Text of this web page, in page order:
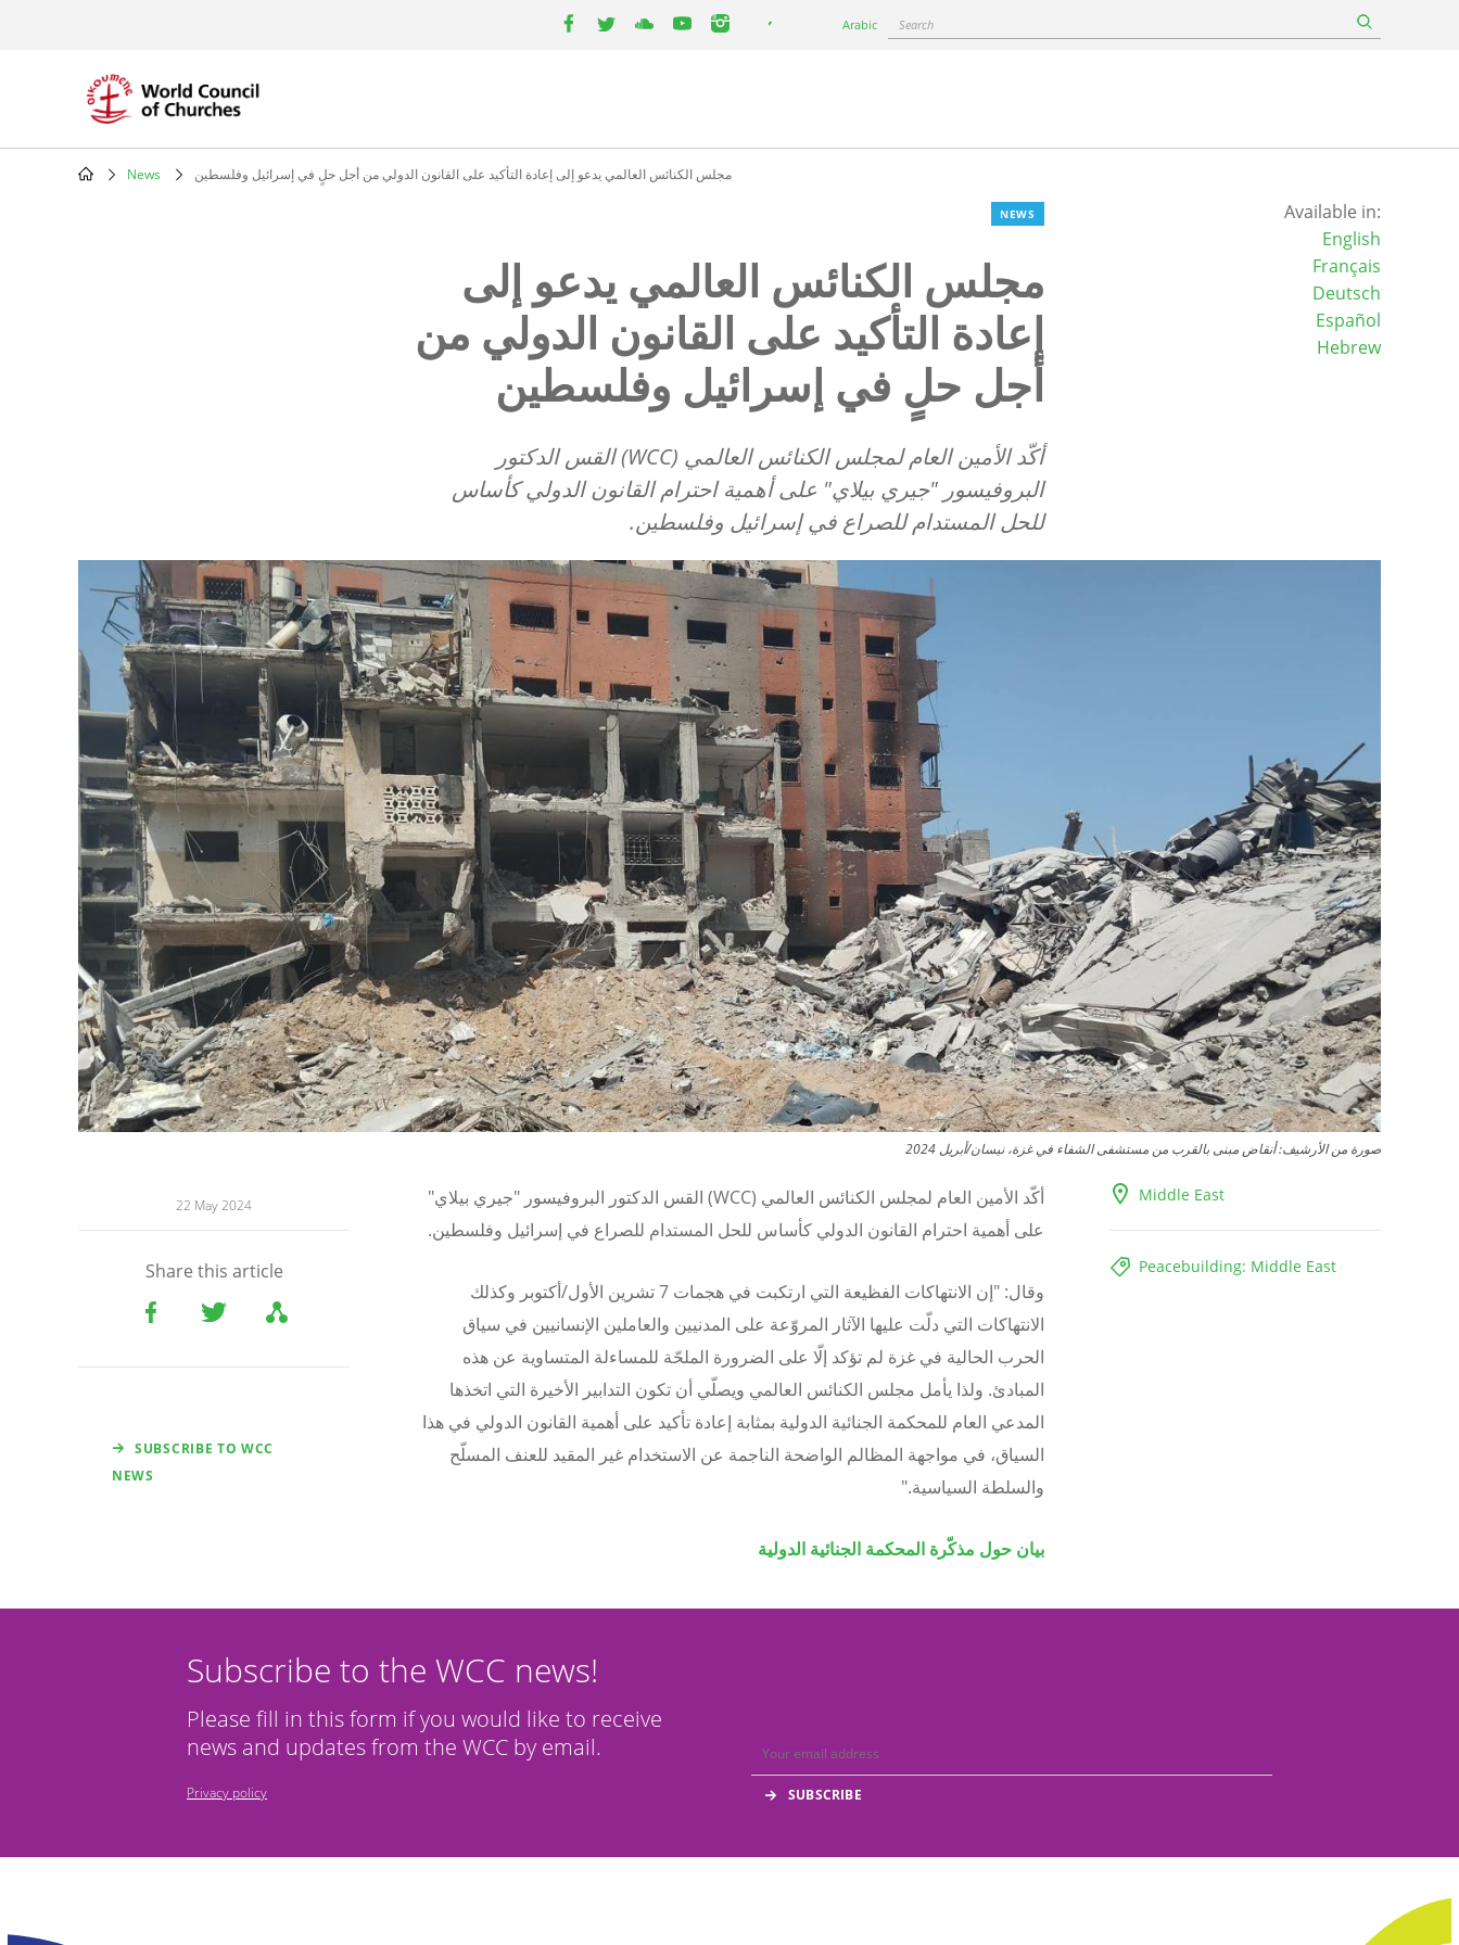
Arabic Search
News مجلس الكنائس العالمي يدعو إلى إعادة التأكيد على القانون الدولي من أجل حلٍ في إسرائيل وفلسطين
NEWS
مجلس الكنائس العالمي يدعو إلى
إعادة التأكيد على القانون الدولي من
أجل حلٍ في إسرائيل وفلسطين
أكّد الأمين العام لمجلس الكنائس العالمي (WCC) القس الدكتور
البروفيسور "جيري بيلاي" على أهمية احترام القانون الدولي كأساس
للحل المستدام للصراع في إسرائيل وفلسطين.
Available in:
English
Français
Deutsch
Español
Hebrew
صورة من الأرشيف: أنقاض مبنى بالقرب من مستشفى الشفاء في غزة، نيسان/أبريل 2024
22 May 2024
Share this article
SUBSCRIBE TO WCC
NEWS
Middle East
Peacebuilding: Middle East
أكّد الأمين العام لمجلس الكنائس العالمي (WCC) القس الدكتور البروفيسور "جيري بيلاي"
على أهمية احترام القانون الدولي كأساس للحل المستدام للصراع في إسرائيل وفلسطين.
وقال: "إن الانتهاكات الفظيعة التي ارتكبت في هجمات 7 تشرين الأول /أكتوبر وكذلك
الانتهاكات التي دلّت عليها الآثار المروّعة على المدنيين والعاملين الإنسانيين في سياق
الحرب الحالية في غزة لم تؤكد إلّا على الضرورة الملحّة للمساءلة المتساوية عن هذه
المبادئ. ولذا يأمل مجلس الكنائس العالمي ويصلّي أن تكون التدابير الأخيرة التي اتخذها
المدعي العام للمحكمة الجنائية الدولية بمثابة إعادة تأكيد على أهمية القانون الدولي في هذا
السياق، في مواجهة المظالم الواضحة الناجمة عن الاستخدام غير المقيد للعنف المسلّح
والسلطة السياسية."
بيان حول مذكّرة المحكمة الجنائية الدولية
Subscribe to the WCC news!
Please fill in this form if you would like to receive
news and updates from the WCC by email.
Privacy policy